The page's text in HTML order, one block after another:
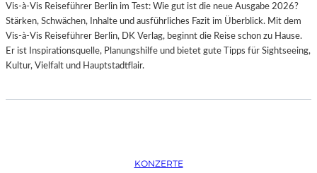
M
B
U
R
O
C
H
E
N
P
Vis-à-Vis Reiseführer Berlin im Test: Wie gut ist die neue Ausgabe 2026?
Stärken, Schwächen, Inhalte und ausführliches Fazit im Überblick. Mit dem
Vis-à-Vis Reiseführer Berlin, DK Verlag, beginnt die Reise schon zu Hause.
Er ist Inspirationsquelle, Planungshilfe und bietet gute Tipps für Sightseeing,
Kultur, Vielfalt und Hauptstadtflair.
KONZERTE